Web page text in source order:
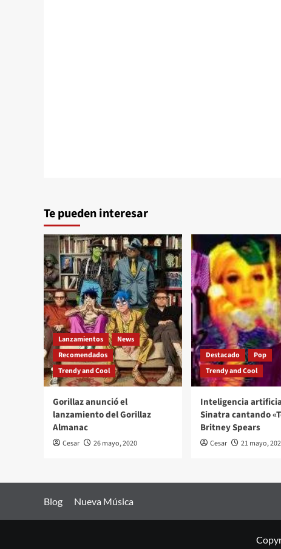
Te pueden interesar
Lanzamientos
News
Recomendados
Trendy and Cool
Gorillaz anunció el
lanzamiento del Gorillaz
Almanac
Cesar 26 mayo, 2020
Destacado
Pop
Trendy and Cool
Inteligencia
Sinatra cantando
Britney Spears
Cesar 21 mayo,
Blog Nueva Música